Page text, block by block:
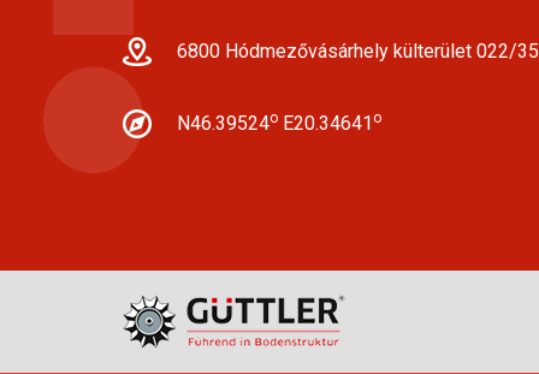
6800 Hódmezővásárhely külterület 022/35
N46.39524o E20.34641 o